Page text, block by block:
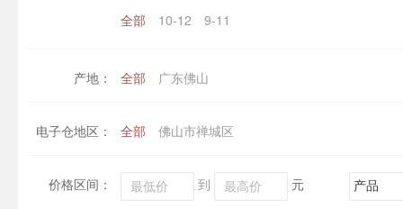
全部
10-12 9-11
产地： 全部 广东佛山
电子仓地区： 全部 佛山市禅城区
价格区间： 到 元